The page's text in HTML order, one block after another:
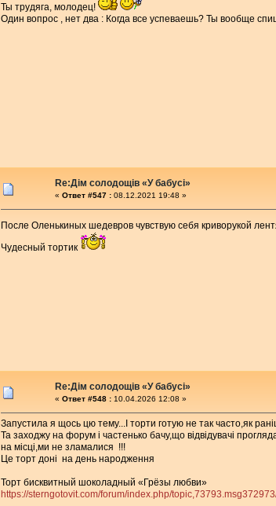
Ты трудяга, молодец!
Один вопрос , нет два : Когда все успеваешь? Ты вообще
Re:Дім солодощів «У бабусі»
« Ответ #547 : 08.12.2021 19:48 »
После Оленькиных шедевров чувствую себя криворукой
Чудесный тортик
Re:Дім солодощів «У бабусі»
« Ответ #548 : 10.04.2026 12:08 »
Запустила я щось цю тему...І торти готую не так часто,як
Та заходжу на форум і частенько бачу,що відвідувачі
на місці,ми не зламалися !!!
Це торт доні на день народження
Торт бисквитный шоколадный «Грёзы любви»
https://sterngotovit.com/forum/index.php/